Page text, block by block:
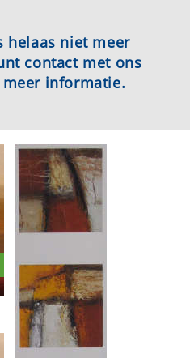
helaas niet meer
contact met ons
informatie.